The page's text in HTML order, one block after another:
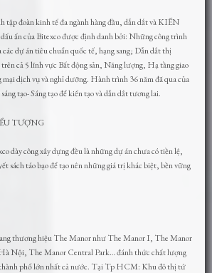
tập đoàn kinh tế đa ngành hàng đầu, dẫn dắt và KIẾN
ấn của Bitexco được định danh bởi: Những công trình
dự án tiêu chuẩn quốc tế, hạng sang; Dẫn dắt thị
cả 5 lĩnh vực Bất động sản, Năng lượng, Hạ tầng giao
dịch vụ và nghỉ dưỡng. Hành trình 36 năm đã qua của
tạo- Sáng tạo để kiến tạo và dẫn dắt tương lai.
TƯỢNG
dày công xây dựng đều là những dự án chưa có tiền lệ,
sách táo bạo để tạo nên những giá trị khác biệt, bền vững
thương hiệu The Manor như The Manor I, The Manor
Nội, The Manor Central Park… đánh thức chất lượng
thành phố lớn nhất cả nước. Tại Tp HCM: Khu đô thị tứ